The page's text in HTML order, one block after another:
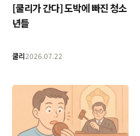
[쿨리가 간다] 도박에 빠진 청소
년들
쿨리2026.07.22